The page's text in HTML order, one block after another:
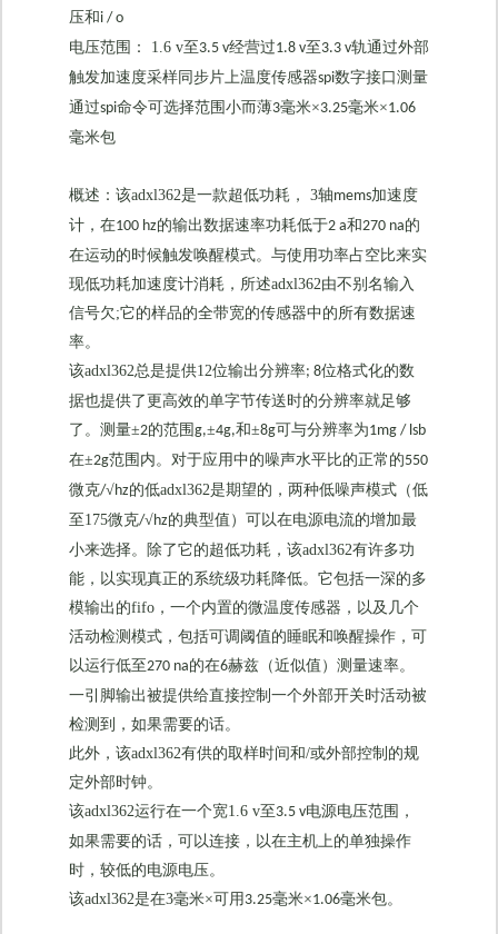
压和 i / o
电压范围：
1.6 v至 3.5 v经营过1.8 v至 3.3 v轨通过外部
触发加速度采样同步片上温度传感器spi数字接口测量
通过spi命令可选择范围小而薄3毫米×3.25毫米×1.06
毫米包
概述 ： 该adxl362是一款超低功耗， 3轴mems加速度
计，在100 hz的输出数据速率功耗低于2 a和270 na的
在运动的时候触发唤醒模式。与使用功率占空比来实
现低功耗加速度计消耗，所述adxl362由不别名输入
信号欠 ;它的样品的全带宽的传感器中的所有数据速
率。
该adxl362总是提供12位输出分辨率; 8位格式化的数
据也提供了更高效的单字节传送时的分辨率就足够
了。测量±2的范围 g,±4g,和±8g可与分辨率为1mg / lsb
在±2g范围内。对于应用中的噪声水平比的正常的550
微克/√hz的低adxl362是期望的，两种低噪声模式（低
至 175微克/√hz的典型值）可以在电源电流的增加最
小来选择。除了它的超低功耗，该adxl362有许多功
能，以实现真正的系统级功耗降低。它包括一深的多
模输出的fifo ，一个内置的微温度传感器，以及几个
活动检测模式，包括可调阈值的睡眠和唤醒操作，可
以运行低至270 na的在6赫兹（近似值）测量速率。
一引脚输出被提供给直接控制一个外部开关时活动被
检测到，如果需要的话。
此外，该adxl362有供的取样时间和/或外部控制的规
定外部时钟。
该adxl362运行在一个宽1.6 v至 3.5 v电源电压范围，
如果需要的话，可以连接，以在主机上的单独操作
时，较低的电源电压。
该adxl362是在3毫米×可用 3.25毫米×1.06毫米包。